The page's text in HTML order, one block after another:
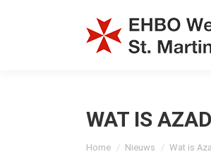
WAT IS
Je bent hier:
Home Nieuws Wat is